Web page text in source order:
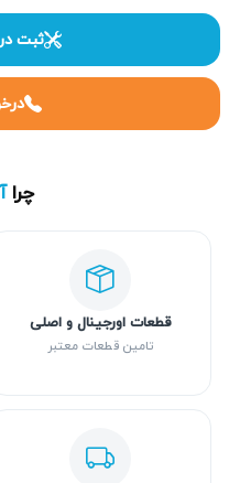
ثبت
چرا
قطعات اورجینال و اصلی
تامین قطعات معتبر